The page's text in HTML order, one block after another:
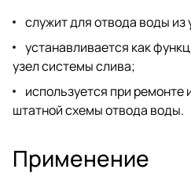
служит для отвода воды из
устанавливается как
узел системы слива;
используется при ремонте
штатной схемы отвода воды.
Применение